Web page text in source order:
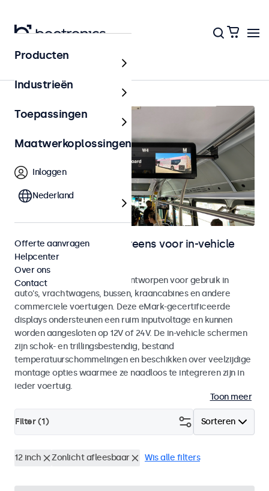
In-vehicle
Monitoren en touchscreens voor in-vehicle
gebruik
Monitoren en touchscreens ontworpen voor gebruik in
auto's, vrachtwagens, bussen, kraancabines en andere
commerciele voertuigen. Deze eMark-gecertificeerde
displays ondersteunen een ruim inputvoltage en kunnen
worden aangesloten op 12V of 24V. De in-vehicle schermen
zijn schok- en trillingsbestendig, bestand
temperatuurschommelingen en beschikken over veelzijdige
montage opties waarmee ze naadloos te integreren zijn in
ieder voertuig.
Toon meer
Sorteren
Filter (1)
12 inch Zonlicht afleesbaar Wis alle filters
Producten
Industrieën
Toepassingen
Maatwerkoplossingen
Inloggen
Nederland
Offerte aanvragen
Helpcenter
Over ons
Contact